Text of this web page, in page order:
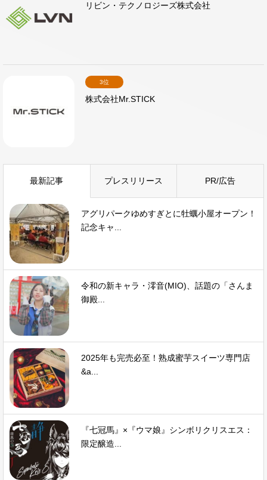
リビン・テクノロジーズ株式会社
3位
株式会社Mr.STICK
最新記事 プレスリリース PR/広告
アグリパークゆめすぎとに牡蠣小屋オープン！
記念キャ...
令和の新キャラ・澪音(MIO)、話題の「さんま
御殿...
2025年も完売必至！熟成蜜芋スイーツ専門店
&a...
『七冠馬』×『ウマ娘』シンボリクリスエス：
限定醸造...